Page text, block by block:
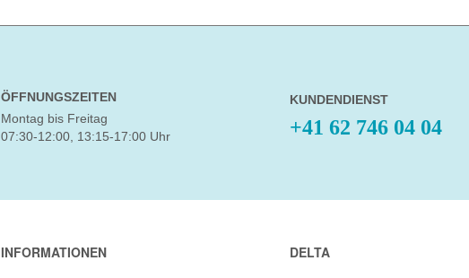
ÖFFNUNGSZEITEN
Montag bis Freitag
07:30-12:00, 13:15-17:00 Uhr
KUNDENDIENST
+41 62 746 04 04
INFORMATIONEN DELTA